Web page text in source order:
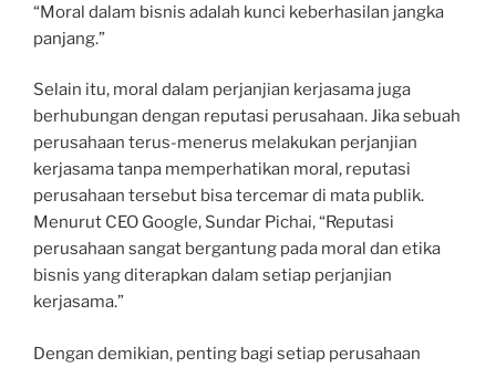
“Moral dalam bisnis adalah kunci keberhasilan jangka
panjang.”
Selain itu, moral dalam perjanjian kerjasama juga
berhubungan dengan reputasi perusahaan. Jika sebuah
perusahaan terus-menerus melakukan perjanjian
kerjasama tanpa memperhatikan moral, reputasi
perusahaan tersebut bisa tercemar di mata publik.
Menurut CEO Google, Sundar Pichai, “Reputasi
perusahaan sangat bergantung pada moral dan etika
bisnis yang diterapkan dalam setiap perjanjian
kerjasama.”
Dengan demikian, penting bagi setiap perusahaan